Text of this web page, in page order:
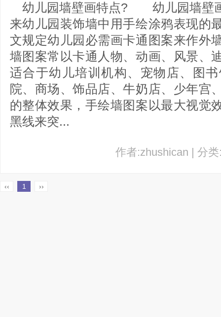
幼儿园墙壁画特点? 幼儿园墙壁画
来幼儿园装饰墙中用手绘涂鸦表现的
文规定幼儿园必需画卡通图案来作外
墙图案常以卡通人物、动画、风景、
适合于幼儿培训机构、宠物店、图
院、商场、饰品店、牛奶店、少年宫
的整体效果，手绘墙图案以最大视觉
黑线来突...
作者:zhushican | 分
‹‹ 1 ››